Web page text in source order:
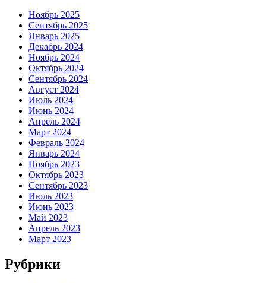
Ноябрь 2025
Сентябрь 2025
Январь 2025
Декабрь 2024
Ноябрь 2024
Октябрь 2024
Сентябрь 2024
Август 2024
Июль 2024
Июнь 2024
Апрель 2024
Март 2024
Февраль 2024
Январь 2024
Ноябрь 2023
Октябрь 2023
Сентябрь 2023
Июль 2023
Июнь 2023
Май 2023
Апрель 2023
Март 2023
Рубрики